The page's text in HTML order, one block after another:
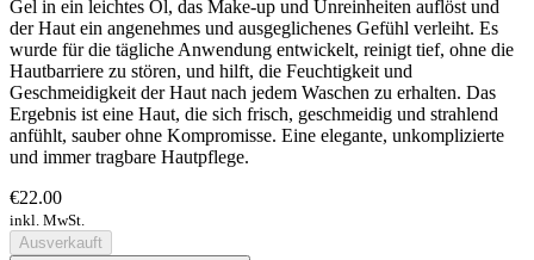
Gel in ein leichtes Öl, das Make-up und Unreinheiten auflöst und
der Haut ein angenehmes und ausgeglichenes Gefühl verleiht. Es
wurde für die tägliche Anwendung entwickelt, reinigt tief, ohne die
Hautbarriere zu stören, und hilft, die Feuchtigkeit und
Geschmeidigkeit der Haut nach jedem Waschen zu erhalten. Das
Ergebnis ist eine Haut, die sich frisch, geschmeidig und strahlend
anfühlt, sauber ohne Kompromisse. Eine elegante, unkomplizierte
und immer tragbare Hautpflege.
€22.00
inkl. MwSt.
Ausverkauft